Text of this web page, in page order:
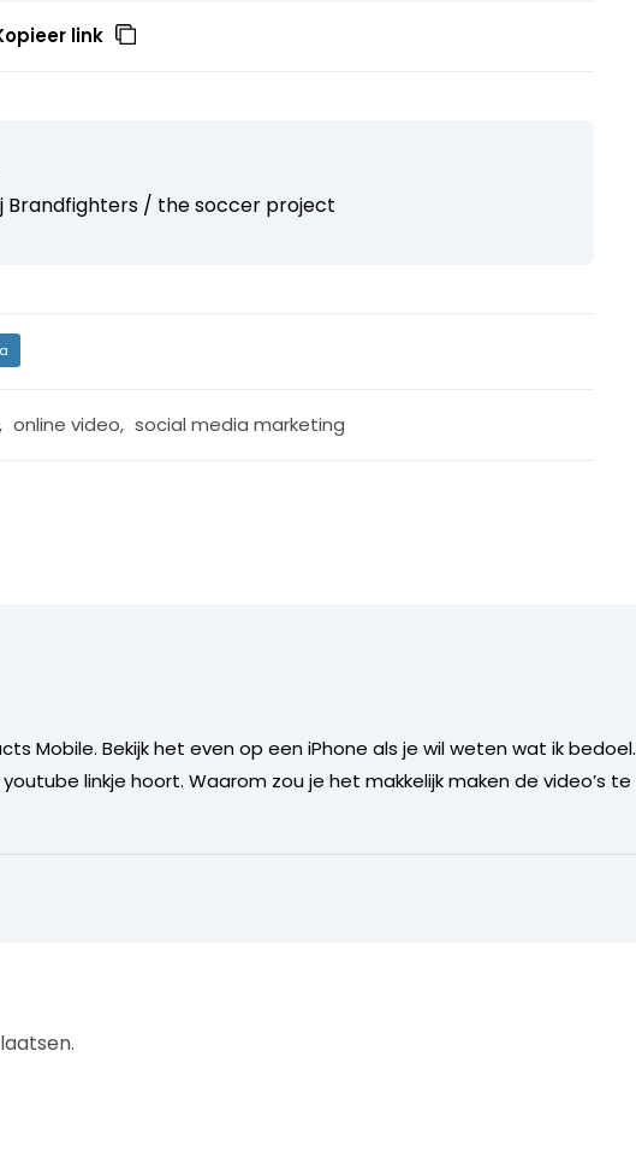
link
Brandfighters / the soccer project
, online video, social media marketing
Mobile. Bekijk het even op een iPhone als je wil weten wat ik bedoel.
linkje hoort. Waarom zou je het makkelijk maken de video’s te